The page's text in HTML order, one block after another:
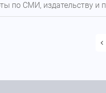
по СМИ, издательству и